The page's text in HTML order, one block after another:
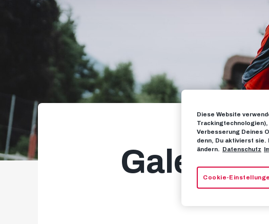
Galerie:
Diese Website
Trackingtechnologien),
Verbesserung Deines
denn, Du aktivierst sie.
ändern. Datenschutz
Cookie-